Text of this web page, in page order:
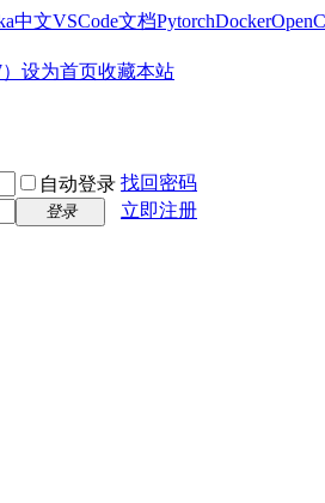
中文VSCode文档PytorchDocker
设为首页收藏本站
自动登录 找回密码
登录 立即注册